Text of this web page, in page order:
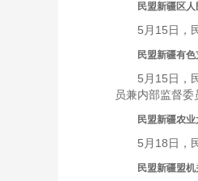
民盟新疆区
5月15日，
民盟新疆有
5月15日，
员兼内部监督
民盟新疆农
5月18日，
民盟新疆盟